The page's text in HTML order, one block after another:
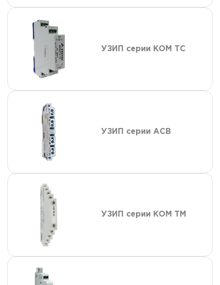
УЗИП серии КОМ ТС
УЗИП серии АСВ
УЗИП серии КОМ ТМ